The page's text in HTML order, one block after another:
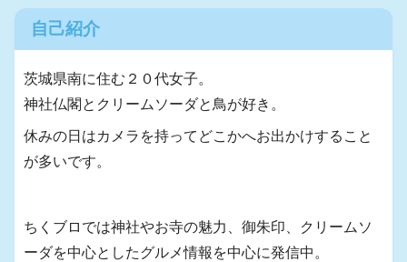
自己紹介
茨城県南に住む２０代女子。
神社仏閣とクリームソーダと鳥が好き。
休みの日はカメラを持ってどこかへお出かけすること
が多いです。
ちくブロでは神社やお寺の魅力、御朱印、クリームソ
ーダを中心としたグルメ情報を中心に発信中。